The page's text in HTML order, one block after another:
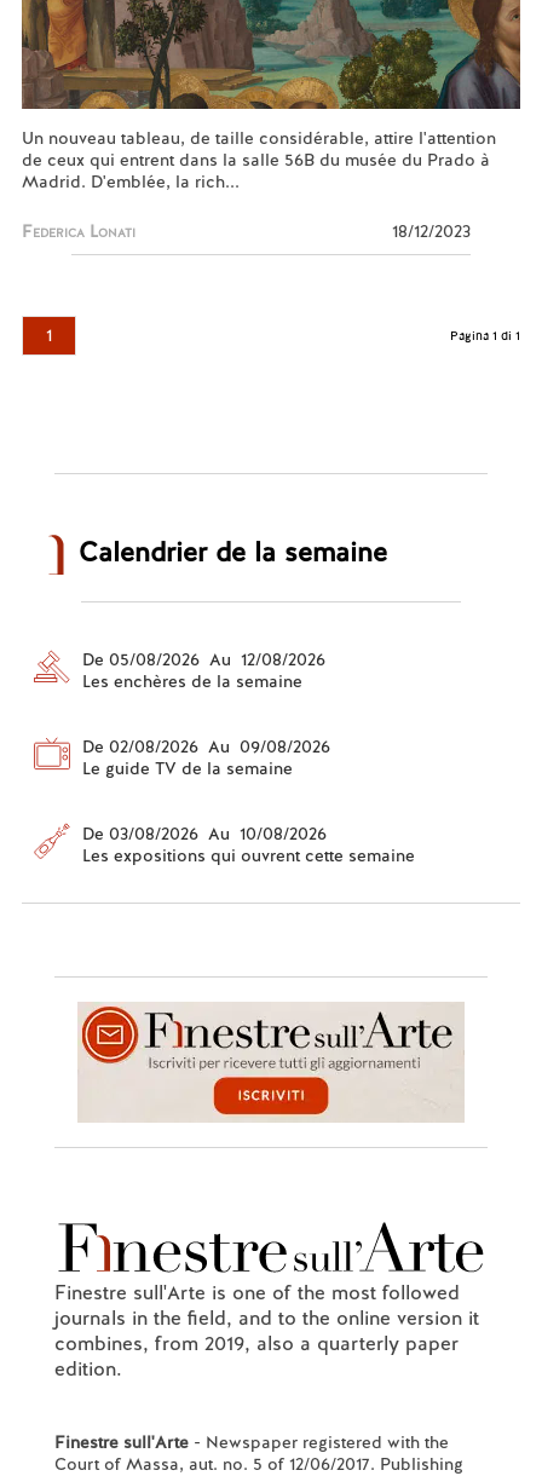
Un nouveau tableau, de taille considérable, attire l'attention
de ceux qui entrent dans la salle 56B du musée du Prado à
Madrid. D'emblée, la rich...
Federica Lonati 18/12/2023
1 Pagina 1 di 1
Calendrier de la semaine
De 05/08/2026 Au 12/08/2026
Les enchères de la semaine
De 02/08/2026 Au 09/08/2026
Le guide TV de la semaine
De 03/08/2026 Au 10/08/2026
Les expositions qui ouvrent cette semaine
Finestre sull'Arte is one of the most followed
journals in the field, and to the online version it
combines, from 2019, also a quarterly paper
edition.
Finestre sull'Arte- Newspaper registered with the
Court of Massa, aut. no. 5 of 12/06/2017. Publishing